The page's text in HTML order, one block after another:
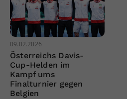
09.02.2026
Österreichs Davis-
Cup-Helden im
Kampf ums
Finalturnier gegen
Belgien